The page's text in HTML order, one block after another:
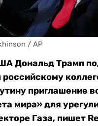
/ AP
Дональд Трамп
российскому
приглашение
мира» для
Газа, пишет